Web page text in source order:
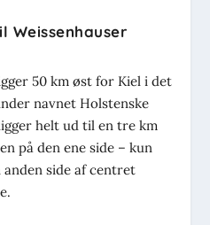
Weissenhauser
50 km øst for Kiel i det
navnet Holstenske
helt ud til en tre km
på den ene side – kun
anden side af centret